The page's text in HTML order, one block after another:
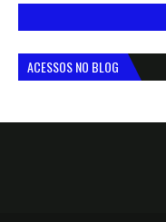
ACESSOS NO BLOG